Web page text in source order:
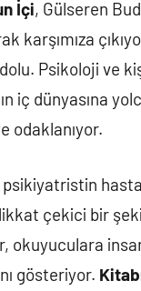
İçi, Gülseren
karşımıza
Psikoloji ve
iç dünyasına
odaklanıyor.
çekici bir
okuyuculara
gösteriyor.